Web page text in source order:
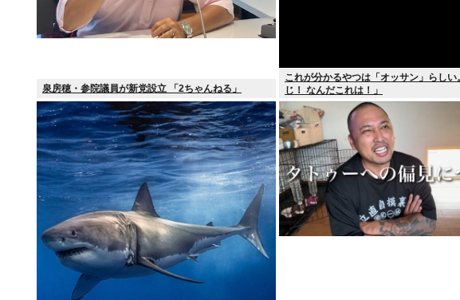
泉房穂・参院議員が新党設立 「2ちゃんねる」
これが分かるやつは「オッサン」らしい
じ！ なんだこれは！」